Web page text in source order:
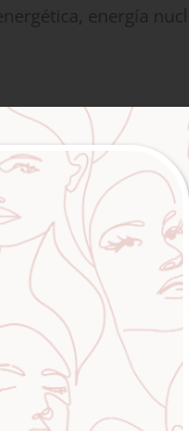
energía
in the
is currently the
coal and,
for its industrial